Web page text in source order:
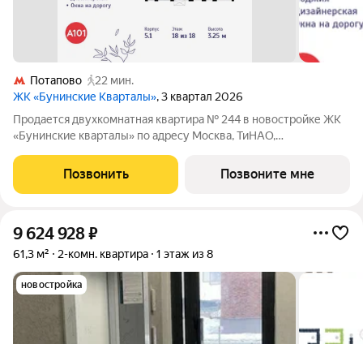
Потапово
22 мин.
ЖК «Бунинские Кварталы», 3 квартал 2026
Продается двухкомнатная квартира № 244 в новостройке ЖК
«Бунинские кварталы» по адресу Москва, ТиНАО,
Бунинские Кварталы, 5.1, район Коммунарка, Новомосковский
административный округ, Москва. Общая
Позвонить Позвоните мне
9 624 928₽
61,3 м² 2-комн. квартира 1 этаж из 8
новостройка